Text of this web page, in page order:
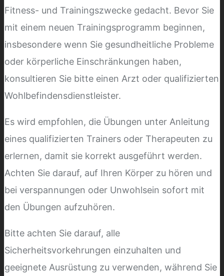
Fitness- und Trainingszwecke gedacht. Bevor Sie
mit einem neuen Trainingsprogramm beginnen,
insbesondere wenn Sie gesundheitliche Probleme
oder körperliche Einschränkungen haben,
konsultieren Sie bitte einen Arzt oder qualifizierten
Wohlbefindensdienstleister.
Es wird empfohlen, die Übungen unter Anleitung
eines qualifizierten Trainers oder Therapeuten zu
erlernen, damit sie korrekt ausgeführt werden.
Achten Sie darauf, auf Ihren Körper zu hören und
bei verspannungen oder Unwohlsein sofort mit
den Übungen aufzuhören.
Bitte achten Sie darauf, alle
Sicherheitsvorkehrungen einzuhalten und
geeignete Ausrüstung zu verwenden, während Sie